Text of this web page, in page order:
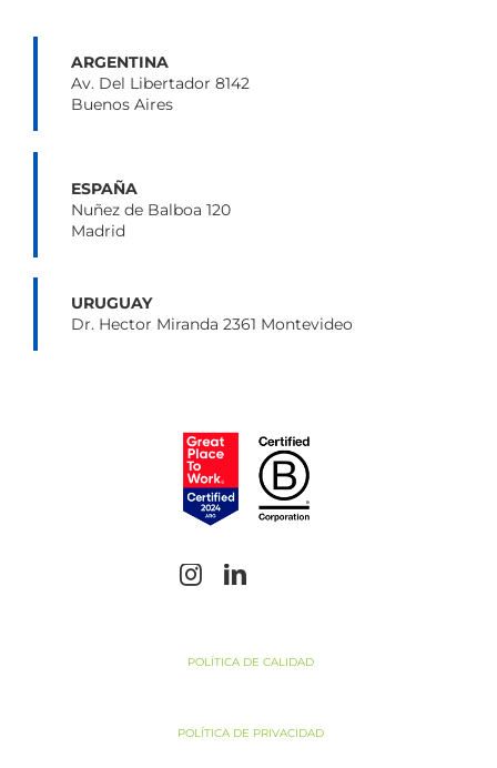
ARGENTINA
Av. Del Libertador 8142
Buenos Aires
ESPAÑA
Nuñez de Balboa 120
Madrid
URUGUAY
Dr. Hector Miranda 2361 Montevideo
POLÍTICA DE CALIDAD
POLÍTICA DE PRIVACIDAD